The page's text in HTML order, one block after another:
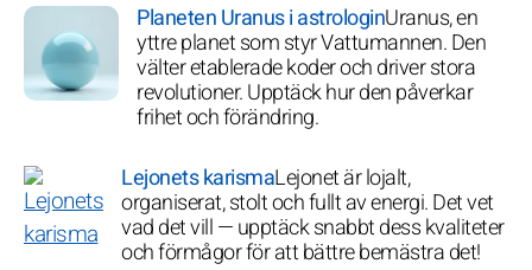
Planeten Uranus i astrologinUranus, en
yttre planet som styr Vattumannen. Den
välter etablerade koder och driver stora
revolutioner. Upptäck hur den påverkar
frihet och förändring.
Lejonets karismaLejonet är lojalt,
organiserat, stolt och fullt av energi. Det vet
vad det vill — upptäck snabbt dess kvaliteter
och förmågor för att bättre bemästra det!